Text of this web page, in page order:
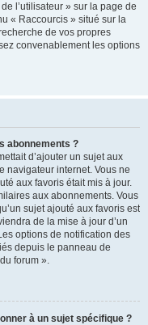
l’utilisateur » sur la page de
« Raccourcis » situé sur la
de vos propres
convenablement les options
abonnements ?
d’ajouter un sujet aux
navigateur internet. Vous ne
aux favoris était mis à jour.
aux abonnements. Vous
sujet ajouté aux favoris est
de la mise à jour d’un
options de notification des
depuis le panneau de
forum ».
à un sujet spécifique ?